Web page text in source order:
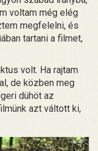
voltam még elég
megfelelni, és
tartani a filmet,
volt. Ha rajtam
de közben meg
dühöt az
azt váltott ki,